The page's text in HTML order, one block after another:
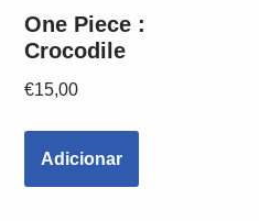
One Piece :
Crocodile
€15,00
Adicionar